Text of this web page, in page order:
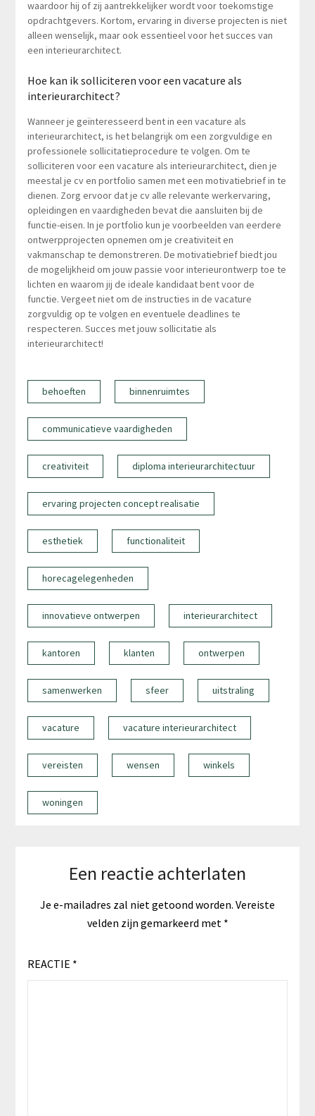
waardoor hij of zij aantrekkelijker wordt voor toekomstige
opdrachtgevers. Kortom, ervaring in diverse projecten is niet
alleen wenselijk, maar ook essentieel voor het succes van
een interieurarchitect.
Hoe kan ik solliciteren voor een vacature als
interieurarchitect?
Wanneer je geïnteresseerd bent in een vacature als
interieurarchitect, is het belangrijk om een zorgvuldige en
professionele sollicitatieprocedure te volgen. Om te
solliciteren voor een vacature als interieurarchitect, dien je
meestal je cv en portfolio samen met een motivatiebrief in te
dienen. Zorg ervoor dat je cv alle relevante werkervaring,
opleidingen en vaardigheden bevat die aansluiten bij de
functie-eisen. In je portfolio kun je voorbeelden van eerdere
ontwerpprojecten opnemen om je creativiteit en
vakmanschap te demonstreren. De motivatiebrief biedt jou
de mogelijkheid om jouw passie voor interieurontwerp toe te
lichten en waarom jij de ideale kandidaat bent voor de
functie. Vergeet niet om de instructies in de vacature
zorgvuldig op te volgen en eventuele deadlines te
respecteren. Succes met jouw sollicitatie als
interieurarchitect!
behoeften binnenruimtes
communicatieve vaardigheden
creativiteit diploma interieurarchitectuur
ervaring projecten concept realisatie
esthetiek functionaliteit
horecagelegenheden
innovatieve ontwerpen interieurarchitect
kantoren klanten ontwerpen
samenwerken sfeer uitstraling
vacature vacature interieurarchitect
vereisten wensen winkels
woningen
Een reactie achterlaten
Je e-mailadres zal niet getoond worden. Vereiste
velden zijn gemarkeerd met *
REACTIE *